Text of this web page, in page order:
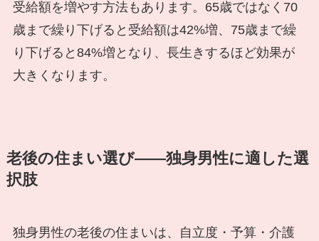
受給額を増やす方法もあります。65歳ではなく70
歳まで繰り下げると受給額は42%増、75歳まで繰
り下げると84%増となり、長生きするほど効果が
大きくなります。
老後の住まい選び――独身男性に適した選
択肢
独身男性の老後の住まいは、自立度・予算・介護